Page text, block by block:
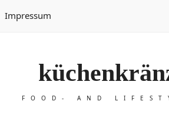
Impressum
FOOD- AND